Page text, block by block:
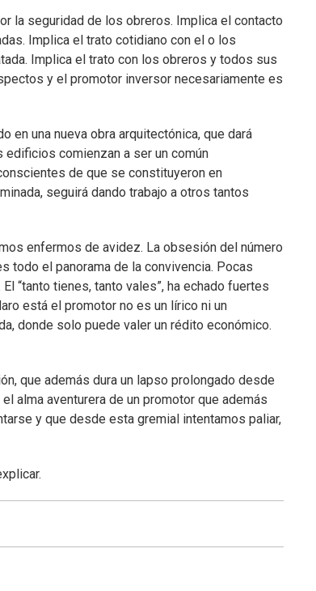
la seguridad de los obreros. Implica el contacto
Implica el trato cotidiano con el o los
Implica el trato con los obreros y todos sus
y el promotor inversor necesariamente es
en una nueva obra arquitectónica, que dará
comienzan a ser un común
de que se constituyeron en
seguirá dando trabajo a otros tantos
enfermos de avidez. La obsesión del número
todo el panorama de la convivencia. Pocas
“tanto tienes, tanto vales”, ha echado fuertes
está el promotor no es un lírico ni un
donde solo puede valer un rédito económico.
que además dura un lapso prolongado desde
alma aventurera de un promotor que además
y que desde esta gremial intentamos paliar,